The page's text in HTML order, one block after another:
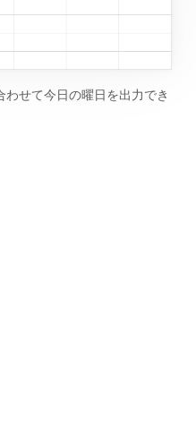
せて今日の曜日を出力でき